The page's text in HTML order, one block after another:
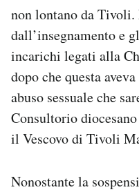
non lontano da Tivoli.
dall’insegnamento e
incarichi legati alla
dopo che questa
abuso sessuale che
Consultorio
il Vescovo di Tivoli
Nonostante la